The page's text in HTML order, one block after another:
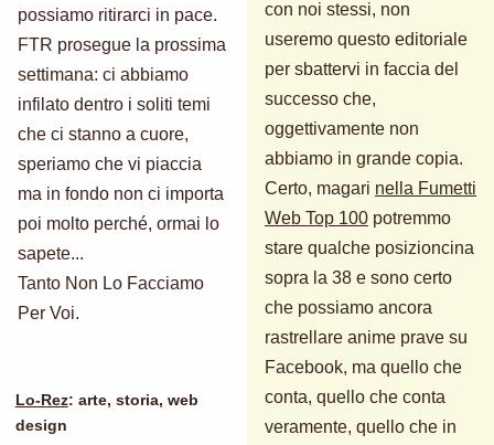
possiamo ritirarci in pace.
FTR prosegue la prossima
settimana: ci abbiamo
infilato dentro i soliti temi
che ci stanno a cuore,
speriamo che vi piaccia
ma in fondo non ci importa
poi molto perché, ormai lo
sapete...
Tanto Non Lo Facciamo
Per Voi.
Lo-Rez: arte, storia, web
design
con noi stessi, non
useremo questo editoriale
per sbattervi in faccia del
successo che,
oggettivamente non
abbiamo in grande copia.
Certo, magari nella Fumetti
Web Top 100 potremmo
stare qualche posizioncina
sopra la 38 e sono certo
che possiamo ancora
rastrellare anime prave su
Facebook, ma quello che
conta, quello che conta
veramente, quello che in